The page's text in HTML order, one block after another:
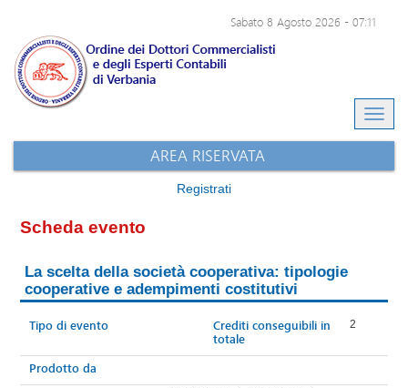
Sabato 8 Agosto 2026 - 07:11
Archivio eventi
AREA RISERVATA
Registrati
Scheda evento
La scelta della società cooperativa: tipologie
cooperative e adempimenti costitutivi
Tipo di evento
Crediti conseguibili in
totale
2
Prodotto da